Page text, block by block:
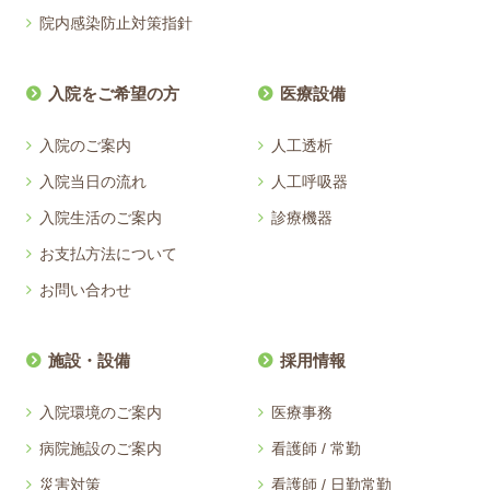
院内感染防止対策指針
入院をご希望の方
入院のご案内
入院当日の流れ
入院生活のご案内
お支払方法について
お問い合わせ
医療設備
人工透析
人工呼吸器
診療機器
施設・設備
入院環境のご案内
病院施設のご案内
災害対策
採用情報
医療事務
看護師 / 常勤
看護師 / 日勤常勤